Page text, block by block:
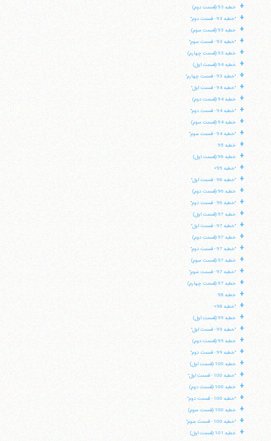
+ خطبه 93 (قسمت دوم)
+ "خطبه 93 - قسمت دوم"
+ خطبه 93 (قسمت سوم)
+ "خطبه 93 - قسمت سوم"
+ خطبه 93 (قسمت چهارم)
+ خطبه 94 (قسمت اول)
+ "خطبه 93 - قسمت چهارم"
+ "خطبه 94 - قسمت اول"
+ خطبه 94 (قسمت دوم)
+ "خطبه 94 - قسمت دوم"
+ خطبه 94 (قسمت سوم)
+ "خطبه 94 - قسمت سوم"
+ خطبه 95
+ خطبه 96 (قسمت اول)
+ "خطبه 95»
+ "خطبه 96 - قسمت اول"
+ خطبه 96 (قسمت دوم)
+ "خطبه 96 - قسمت دوم"
+ خطبه 97 (قسمت اول)
+ "خطبه 97 - قسمت اول"
+ خطبه 97 (قسمت دوم)
+ "خطبه 97 - قسمت دوم"
+ خطبه 97 (قسمت سوم)
+ "خطبه 97 - قسمت سوم"
+ خطبه 97 (قسمت چهارم)
+ خطبه 98
+ "خطبه 98»
+ خطبه 99 (قسمت اول)
+ "خطبه 99 - قسمت اول"
+ خطبه 99 (قسمت دوم)
+ "خطبه 99 - قسمت دوم"
+ خطبه 100 (قسمت اول)
+ "خطبه 100 - قسمت اول"
+ خطبه 100 (قسمت دوم)
+ "خطبه 100 - قسمت دوم"
+ خطبه 100 (قسمت سوم)
+ "خطبه 100 - قسمت سوم"
+ خطبه 101 (قسمت اول)
ایران